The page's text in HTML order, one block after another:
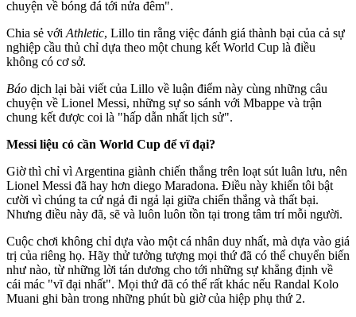
chuyện về bóng đá tới nửa đêm".
Chia sẻ với Athletic, Lillo tin rằng việc đánh giá thành bại của cả sự
nghiệp cầu thủ chỉ dựa theo một chung kết World Cup là điều
không có cơ sở.
Báo dịch lại bài viết của Lillo về luận điểm này cùng những câu
chuyện về Lionel Messi, những sự so sánh với Mbappe và trận
chung kết được coi là "hấp dẫn nhất lịch sử".
Messi liệu có cần World Cup để vĩ đại?
Giờ thì chỉ vì Argentina giành chiến thắng trên loạt sút luân lưu, nên
Lionel Messi đã hay hơn di‌ego Maradona. Điều này khiến tôi bật
cười vì chúng ta cứ ngả đi ngả lại giữa chiến thắng và thất bại.
Nhưng điều này đã, sẽ và luôn luôn tồn tại trong tâm trí mỗi người.
Cuộc chơi không chỉ dựa vào một cá nhân duy nhất, mà dựa vào giá
trị của riêng họ. Hãy thử tưởng tượng mọi thứ đã có thể chuyển biến
như nào, từ những lời tán dương cho tới những sự khẳng định về
cái mác "vĩ đại nhất". Mọi thứ đã có thể rất khác nếu Randal Kolo
Muani ghi bàn trong những phút bù giờ của hiệp phụ thứ 2.